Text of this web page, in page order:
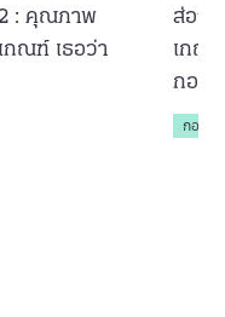
: คุณภาพ
ณฑ์ เธอว่า
ส่อง
เกณ
กอง
กองทั